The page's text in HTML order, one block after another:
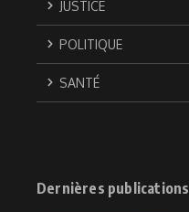
JUSTICE
POLITIQUE
SANTÉ
Dernières publications